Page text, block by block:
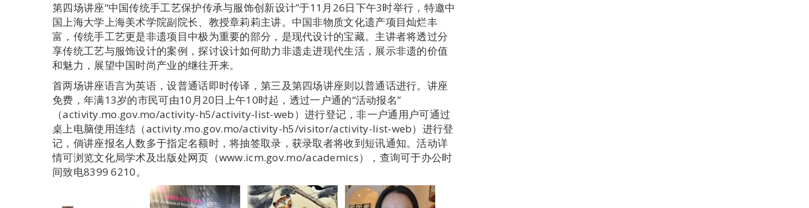
第四场讲座“中国传统手工艺保护传承与服饰创新设计”于11月26日下午3时举行，特邀中
国上海大学上海美术学院副院长、教授章莉莉主讲。中国非物质文化遗产项目灿烂丰
富，传统手工艺更是非遗项目中极为重要的部分，是现代设计的宝藏。主讲者将透过分
享传统工艺与服饰设计的案例，探讨设计如何助力非遗走进现代生活，展示非遗的价值
和魅力，展望中国时尚产业的继往开来。
首两场讲座语言为英语，设普通话即时传译，第三及第四场讲座则以普通话进行。讲座
免费，年满13岁的市民可由10月20日上午10时起，透过一户通的“活动报名”
（activity.mo.gov.mo/activity-h5/activity-list-web）进行登记，非一户通用户可通过
桌上电脑使用连结（activity.mo.gov.mo/activity-h5/visitor/activity-list-web）进行登
记，倘讲座报名人数多于指定名额时，将抽签取录，获录取者将收到短讯通知。活动详
情可浏览文化局学术及出版处网页（www.icm.gov.mo/academics），查询可于办公时
间致电8399 6210。